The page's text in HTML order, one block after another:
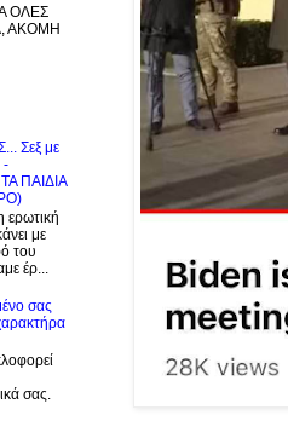
ΟΛΕΣ
ΑΚΟΜΗ
Σεξ με
-
ΠΑΙΔΙΑ
ερωτική
με
του
έρ...
σας
σας.